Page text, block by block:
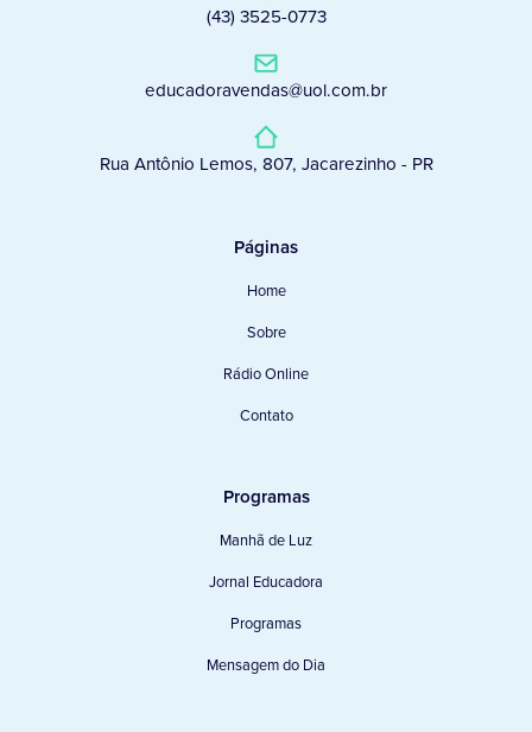
(43) 3525-0773
educadoravendas@uol.com.br
Rua Antônio Lemos, 807, Jacarezinho - PR
Páginas
Home
Sobre
Rádio Online
Contato
Programas
Manhã de Luz
Jornal Educadora
Programas
Mensagem do Dia